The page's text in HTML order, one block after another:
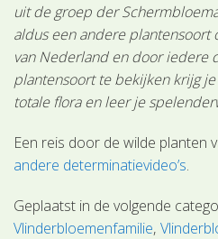
uit de groep der
aldus een andere plantensoort
van Nederland en door iedere
plantensoort te bekijken krijg
totale flora en leer je
Een reis door de wilde planten
andere determinatievideo’s.
Geplaatst in de volgende
Vlinderbloemenfamilie